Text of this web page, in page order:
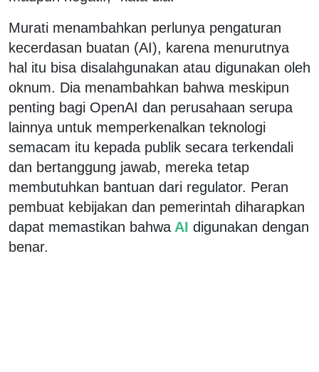
Murati menambahkan perlunya pengaturan
kecerdasan buatan (AI), karena menurutnya
hal itu bisa disalahgunakan atau digunakan oleh
oknum. Dia menambahkan bahwa meskipun
penting bagi OpenAI dan perusahaan serupa
lainnya untuk memperkenalkan teknologi
semacam itu kepada publik secara terkendali
dan bertanggung jawab, mereka tetap
membutuhkan bantuan dari regulator. Peran
pembuat kebijakan dan pemerintah diharapkan
dapat memastikan bahwa AI digunakan dengan
benar.